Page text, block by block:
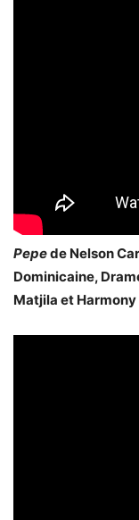
Pepede Nelson
Dominicaine,
Matjila et